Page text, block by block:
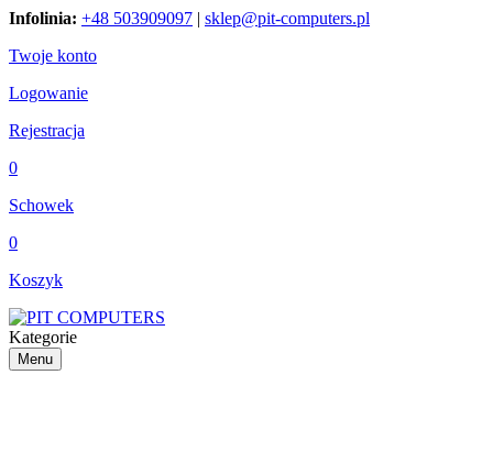
Infolinia: +48 503909097 | sklep@pit-computers.pl
Twoje konto
Logowanie
Rejestracja
0
Schowek
0
Koszyk
Kategorie
Menu